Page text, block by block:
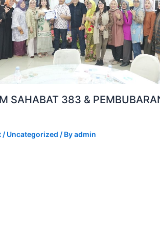
SAHABAT 383 &
/ Uncategorized / Byadmin